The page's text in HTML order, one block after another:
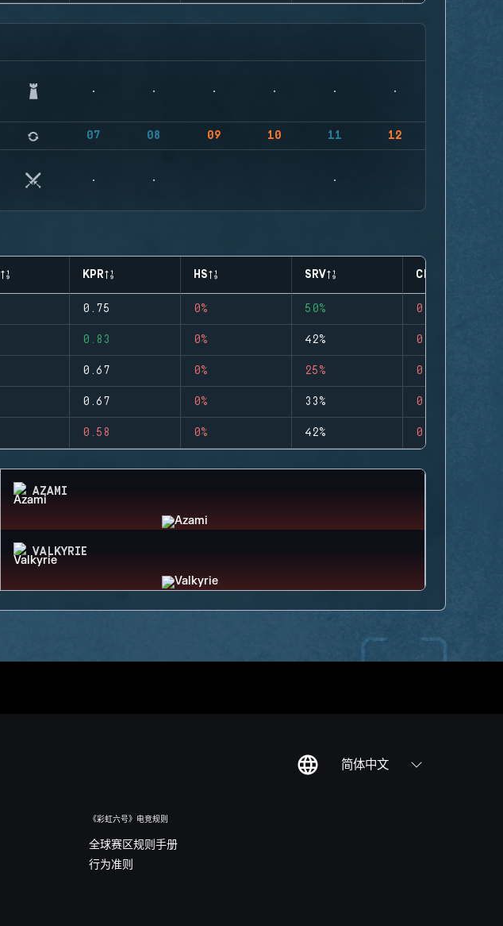
07 08 09 10 11 12
KPR HS SRV CLUTCHES
0.75 0% 50% 0
0.83 0% 42% 0
0.67 0% 25% 0
0.67 0% 33% 0
0.58 0% 42% 0
AZAMI
VALKYRIE
简体中文
《彩虹六号》电竞规则
全球赛区规则手册
行为准则